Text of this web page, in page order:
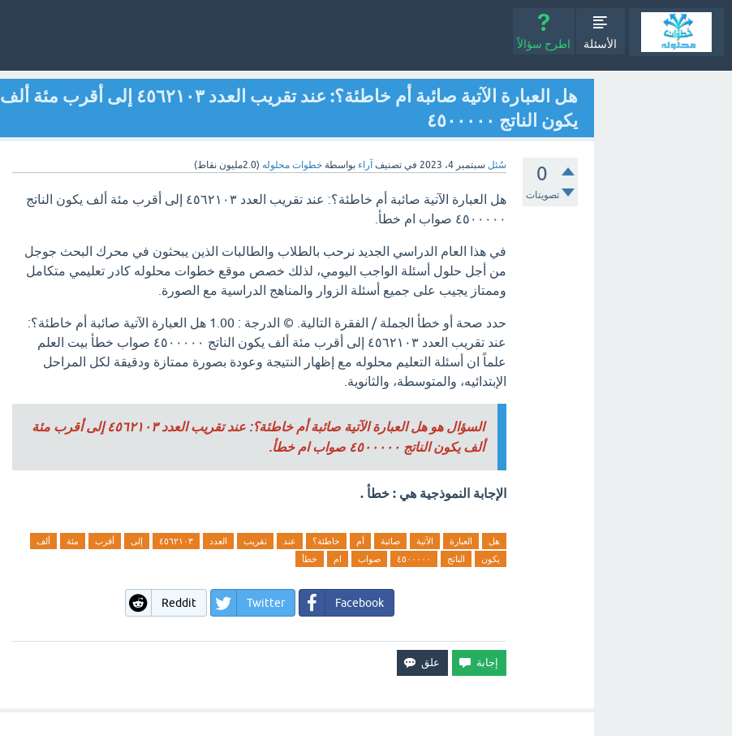
الأسئلة اطرح سؤالاً
هل العبارة الآتية صائبة أم خاطئة؟: عند تقريب العدد ٤٥٦٢١٠٣ إلى أقرب مئة ألف
يكون الناتج ٤٥٠٠٠٠٠
0
تصويتات
سُئل سبتمبر 4، 2023 في تصنيف آراء بواسطة خطوات محلوله (2.0مليون نقاط)
هل العبارة الآتية صائبة أم خاطئة؟: عند تقريب العدد ٤٥٦٢١٠٣ إلى أقرب مئة ألف يكون الناتج
٤٥٠٠٠٠٠ صواب ام خطأ.
في هذا العام الدراسي الجديد نرحب بالطلاب والطالبات الذين يبحثون في محرك البحث جوجل
من أجل حلول أسئلة الواجب اليومي، لذلك خصص موقع خطوات محلوله كادر تعليمي متكامل
وممتاز يجيب على جميع أسئلة الزوار والمناهج الدراسية مع الصورة.
حدد صحة أو خطأ الجملة / الفقرة التالية. © الدرجة : 1.00 هل العبارة الآتية صائبة أم خاطئة؟:
عند تقريب العدد ٤٥٦٢١٠٣ إلى أقرب مئة ألف يكون الناتج ٤٥٠٠٠٠٠ صواب خطأ بيت العلم
علماً ان أسئلة التعليم محلوله مع إظهار النتيجة وعودة بصورة ممتازة ودقيقة لكل المراحل
الإبتدائيه، والمتوسطة، والثانوية.
السؤال هو هل العبارة الآتية صائبة أم خاطئة؟: عند تقريب العدد ٤٥٦٢١٠٣ إلى أقرب مئة
ألف يكون الناتج ٤٥٠٠٠٠٠ صواب ام خطأ.
الإجابة النموذجية هي : خطأ .
هل العبارة الآتية صائبة أم خاطئة؟ عند تقريب العدد ٤٥٦٢١٠٣ إلى أقرب مئة
ألف
يكون
الناتج ٤٥٠٠٠٠٠ صواب ام خطأ
Facebook
Twitter
Reddit